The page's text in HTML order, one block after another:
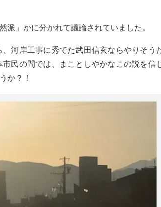
」かに分かれて議論されていました。
河岸工事に秀でた武田信玄ならやりそう
民の間では、まことしやかなこの説を信
か？！